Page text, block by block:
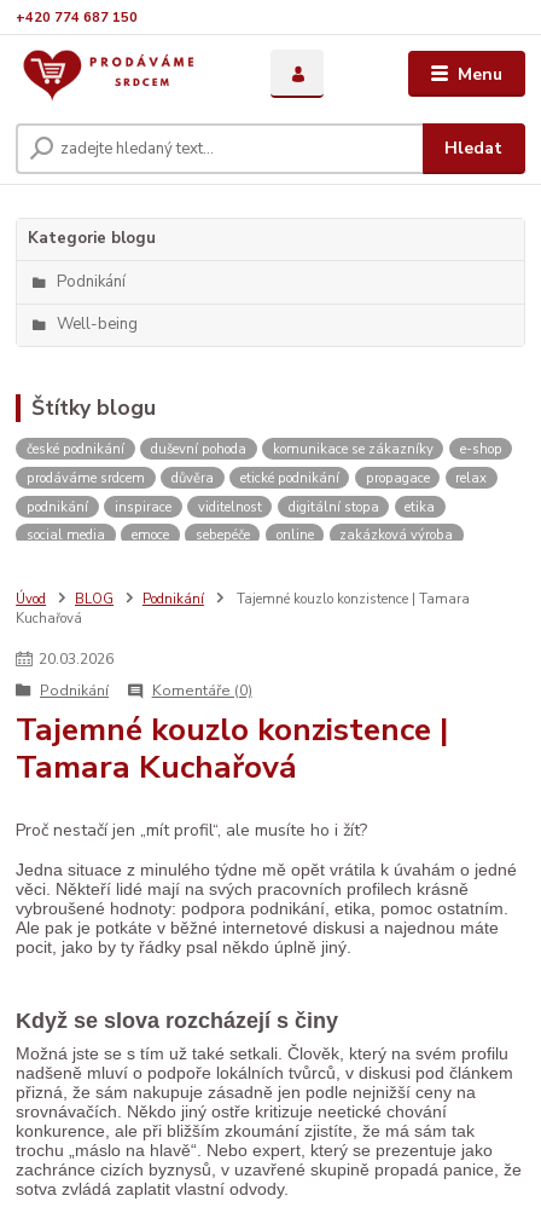
Menu
Hledat
+420 774 687 150
Kategorie blogu
Podnikání
Well-being
Štítky blogu
české podnikání duševní pohoda komunikace se zákazníky
e-shop
prodáváme srdcem
důvěra etické podnikání propagace
relax
podnikání
inspirace viditelnost digitální stopa
etika
social media
emoce sebepéče online
zakázková výroba
prodej
vánoce rodina ruční výroba komunita
AI
e-mail marketing
děti
sítě
systém
Úvod BLOG Podnikání
Tajemné kouzlo konzistence | Tamara
Kuchařová
20.03.2026
Podnikání
Komentáře (0)
Tajemné kouzlo konzistence |
Tamara Kuchařová
Proč nestačí jen „mít profil“, ale musíte ho i žít?
Jedna situace z minulého týdne mě opět vrátila k úvahám o jedné
věci. Někteří lidé mají na svých pracovních profilech krásně
vybroušené hodnoty: podpora podnikání, etika, pomoc ostatním.
Ale pak je potkáte v běžné internetové diskusi a najednou máte
pocit, jako by ty řádky psal někdo úplně jiný.
Když se slova rozcházejí s činy
Možná jste se s tím už také setkali. Člověk, který na svém profilu
nadšeně mluví o podpoře lokálních tvůrců, v diskusi pod článkem
přizná, že sám nakupuje zásadně jen podle nejnižší ceny na
srovnávačích. Někdo jiný ostře kritizuje neetické chování
konkurence, ale při bližším zkoumání zjistíte, že má sám tak
trochu „máslo na hlavě“. Nebo expert, který se prezentuje jako
zachránce cizích byznysů, v uzavřené skupině propadá panice, že
sotva zvládá zaplatit vlastní odvody.